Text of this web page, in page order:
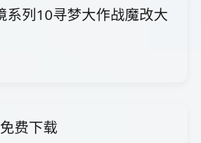
系列10寻梦大作战魔改大
费下载